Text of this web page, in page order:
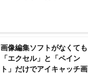
画像編集ソフトがなくても
「エクセル」と「ペイン
ト」だけでアイキャッチ画